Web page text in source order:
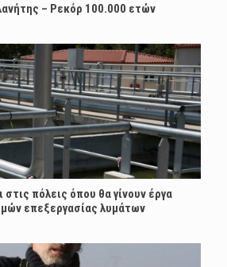
– Ρεκόρ 100.000 ετών
πόλεις όπου θα γίνουν έργα
επεξεργασίας λυμάτων